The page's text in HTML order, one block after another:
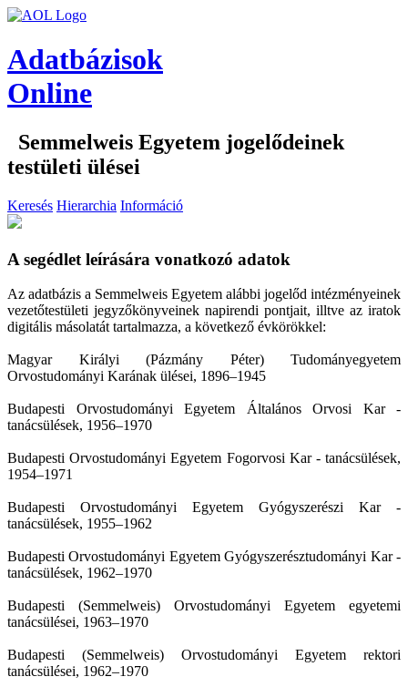
Adatbázisok
Online
Semmelweis Egyetem jogelődeinek
testületi ülései
Keresés Hierarchia Információ
A segédlet leírására vonatkozó adatok
Az adatbázis a Semmelweis Egyetem alábbi jogelőd intézményeinek
vezetőtestületi jegyzőkönyveinek napirendi pontjait, illtve az iratok
digitális másolatát tartalmazza, a következő évkörökkel:
Magyar Királyi (Pázmány Péter) Tudományegyetem
Orvostudományi Karának ülései, 1896–1945
Budapesti Orvostudományi Egyetem Általános Orvosi Kar -
tanácsülések, 1956–1970
Budapesti Orvostudományi Egyetem Fogorvosi Kar - tanácsülések,
1954–1971
Budapesti Orvostudományi Egyetem Gyógyszerészi Kar -
tanácsülések, 1955–1962
Budapesti Orvostudományi Egyetem Gyógyszerésztudományi Kar -
tanácsülések, 1962–1970
Budapesti (Semmelweis) Orvostudományi Egyetem egyetemi
tanácsülései, 1963–1970
Budapesti (Semmelweis) Orvostudományi Egyetem rektori
tanácsülései, 1962–1970